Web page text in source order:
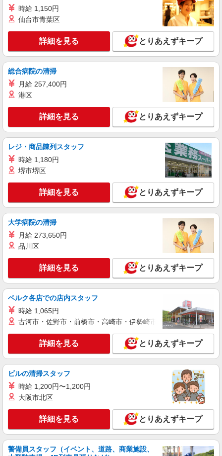
キープ 詳細を見る
パート
株式会社HITOWA フードサービスカンパニー
します。 ※AP評価制度：あり 年1回の評価によ
り時給を見直します。 ※アルバイト賞与（寸
志）：あり 年2回。勤続年数により金額UP。
シニアフォレスト横浜戸塚 （神奈川県横浜市
詳細を見る
正社員
株式会社HITOWA フードサービスカンパニー
学校給食の調理師（チーフ候補）【正社員】
月給24万円〜27万円 学校給食経験者は優遇★
※給与は経験や前職給与に応じて決定します。 賞
横浜市戸塚区内学校 （神奈川県横浜市戸塚区
上矢部町1463-4）
キープ 詳細を見る
株式会社HITOWA フードサービスカンパニー
学校給食の調理師【正社員】
月給21万5,000円〜25万円 学校給食経験者は優
遇★ ※給与は経験や前職給与に応じて決定しま
横浜市戸塚区内学校 （神奈川県横浜市戸塚区
上矢部町1463-4）
キープ 詳細を見る
アルバイト パート
株式会社HITOWA フードサービスカンパニー
福祉施設での調理補助【アルバイト・パート】
します。 ※AP評価制度：あり 年1回の評価によ
り時給を見直します。 ※アルバイト賞与（寸
志）：あり 年2回。勤続年数により金額UP。
シニアフォレスト横浜戸塚 （神奈川県横浜市
戸塚区俣野町461）
キープ 詳細を見る
時給 1,150円
仙台市青葉区
詳細を見る とりあえずキープ
総合病院の清掃
月給 257,400円
港区
詳細を見る とりあえずキープ
レジ・商品陳列スタッフ
時給 1,180円
堺市堺区
詳細を見る とりあえずキープ
大学病院の清掃
月給 273,650円
品川区
詳細を見る とりあえずキープ
ベルク各店での店内スタッフ
時給 1,065円
古河市・佐野市・前橋市・高崎市・伊勢崎市・太田市・館林市
詳細を見る とりあえずキープ
ビルの清掃スタッフ
時給 1,200円〜1,200円
大阪市北区
詳細を見る とりあえずキープ
警備員スタッフ（イベント、道路、商業施設、